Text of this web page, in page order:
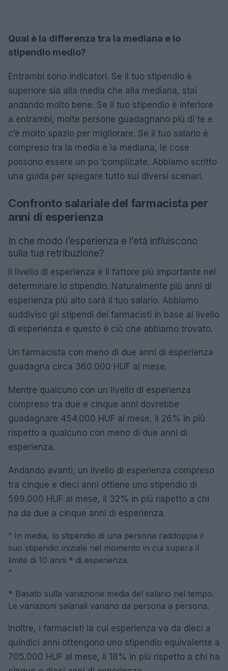
Qual è la differenza tra la mediana e lo
stipendio medio?
Entrambi sono indicatori. Se il tuo stipendio è
superiore sia alla media che alla mediana, stai
andando molto bene. Se il tuo stipendio è inferiore
a entrambi, molte persone guadagnano più di te e
c’è molto spazio per migliorare. Se il tuo salario è
compreso tra la media e la mediana, le cose
possono essere un po ‘complicate. Abbiamo scritto
una guida per spiegare tutto sui diversi scenari.
Confronto salariale del farmacista per
anni di esperienza
In che modo l’esperienza e l’età influiscono
sulla tua retribuzione?
Il livello di esperienza è il fattore più importante nel
determinare lo stipendio. Naturalmente più anni di
esperienza più alto sarà il tuo salario. Abbiamo
suddiviso gli stipendi dei farmacisti in base al livello
di esperienza e questo è ciò che abbiamo trovato.
Un farmacista con meno di due anni di esperienza
guadagna circa 360.000 HUF al mese.
Mentre qualcuno con un livello di esperienza
compreso tra due e cinque anni dovrebbe
guadagnare 454.000 HUF al mese, il 26% in più
rispetto a qualcuno con meno di due anni di
esperienza.
Andando avanti, un livello di esperienza compreso
tra cinque e dieci anni ottiene uno stipendio di
599.000 HUF al mese, il 32% in più rispetto a chi
ha da due a cinque anni di esperienza.
“ In media, lo stipendio di una persona raddoppia il
suo stipendio iniziale nel momento in cui supera il
limite di 10 anni * di esperienza.
“
* Basato sulla variazione media del salario nel tempo.
Le variazioni salariali variano da persona a persona.
Inoltre, i farmacisti la cui esperienza va da dieci a
quindici anni ottengono uno stipendio equivalente a
705.000 HUF al mese, il 18% in più rispetto a chi ha